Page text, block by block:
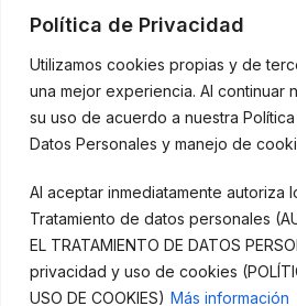
Política de Privacidad
Utilizamos cookies propias y de
una mejor experiencia. Al continuar
su uso de acuerdo a nuestra
Datos Personales y manejo de
Al aceptar inmediatamente autoriza
Tratamiento de datos personales
EL TRATAMIENTO DE DATOS
privacidad y uso de cookies
USO DE COOKIES) Más información
¿Conoce sobre la Ley FSMA
CONTINUE
Esta página y todos sus contenidos son
Está prohibida la reproducción, copia o